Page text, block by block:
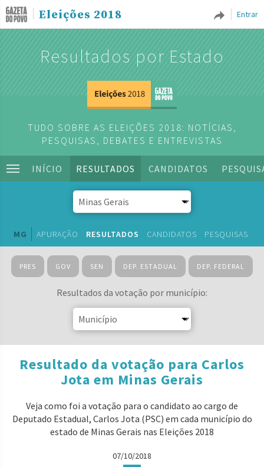
Entrar
Eleições 2018
Resultados por Estado
TUDO SOBRE AS ELEIÇÕES 2018: NOTÍCIAS,
PESQUISAS, DEBATES E ENTREVISTAS
INÍCIO RESULTADOS CANDIDATOS
MG APURAÇÃO RESULTADOS CANDIDATOS PESQUISAS
PRES GOV SEN DEP. ESTADUAL DEP. FEDERAL
Resultados da votação por município:
Resultado da votação para Carlos
Jota em Minas Gerais
Veja como foi a votação para o candidato ao cargo de
Deputado Estadual, Carlos Jota (PSC) em cada município do
estado de Minas Gerais nas Eleições 2018
07/10/2018